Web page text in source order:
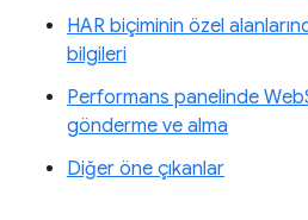
HAR biçiminin özel
bilgileri
Performans panelinde
gönderme ve alma
Diğer öne çıkanlar